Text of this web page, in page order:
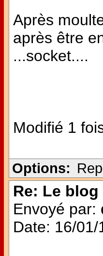
Après
après être
...socket....
Modifié 1
Options:
Re: Le
Envoyé par:
Date: 16/01/